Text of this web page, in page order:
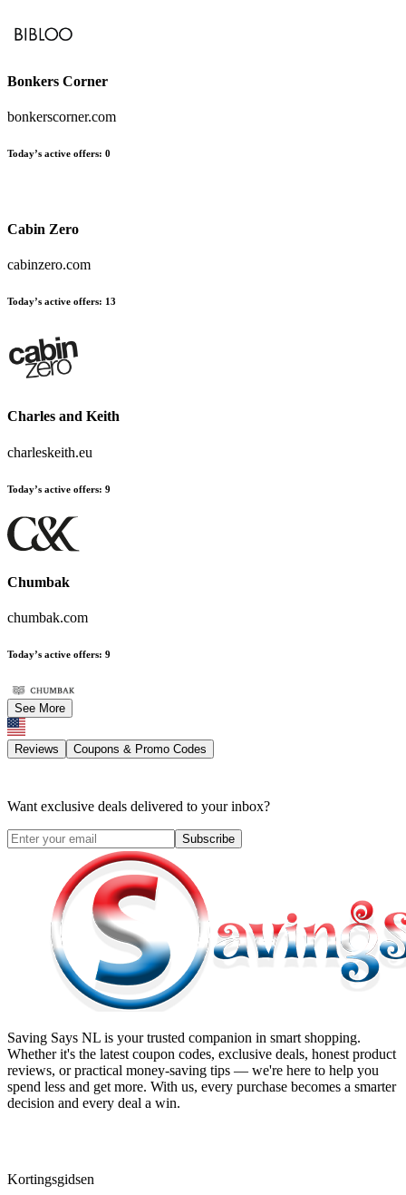
Bonkers Corner
bonkerscorner.com
Today’s active offers: 0
Cabin Zero
cabinzero.com
Today’s active offers: 13
Charles and Keith
charleskeith.eu
Today’s active offers: 9
Chumbak
chumbak.com
Today’s active offers: 9
See More
Reviews Coupons & Promo Codes
Want exclusive deals delivered to your inbox?
Subscribe
Saving Says NL is your trusted companion in smart shopping.
Whether it's the latest coupon codes, exclusive deals, honest product
reviews, or practical money-saving tips — we're here to help you
spend less and get more. With us, every purchase becomes a smarter
decision and every deal a win.
Kortingsgidsen